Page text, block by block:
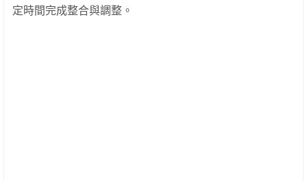
定時間完成整合與調整。